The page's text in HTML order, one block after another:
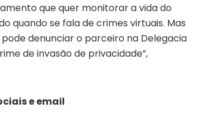
que quer monitorar a vida do
quando se fala de crimes virtuais. Mas
denunciar o parceiro na Delegacia
de invasão de privacidade”,
e email